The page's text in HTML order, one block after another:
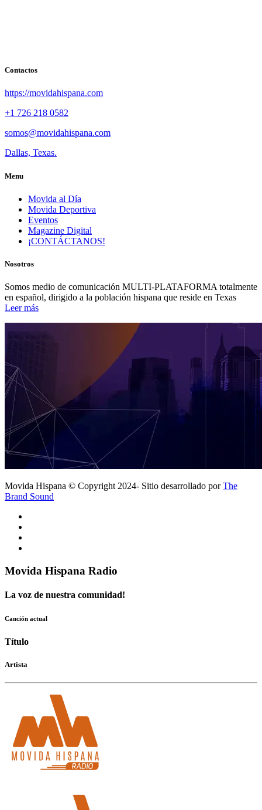
Contactos
https://movidahispana.com
+1 726 218 0582
somos@movidahispana.com
Dallas, Texas.
Menu
Movida al Día
Movida Deportiva
Eventos
Magazine Digital
¡CONTÁCTANOS!
Nosotros
Somos medio de comunicación MULTI-PLATAFORMA totalmente
en español, dirigido a la población hispana que reside en Texas
Leer más
Movida Hispana © Copyright 2024- Sitio desarrollado porThe
Brand Sound
Movida Hispana Radio
La voz de nuestra comunidad!
Canción actual
Título
Artista